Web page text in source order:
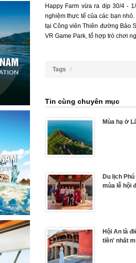
Happy Farm vừa ra dịp 30/4 -
nghiệm thực tế của các bạn
tại Công viên Thiên đường Bảo
VR Game Park, tổ hợp trò chơi
Tags
Tin cùng chuyên mục
Mùa hạ ở
Du lịch
mùa lễ hội
Hội An là
tiền' nhất